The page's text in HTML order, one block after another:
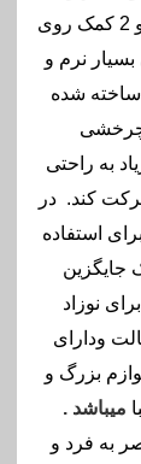
کمک فنرجدید قابل تنطیم درپشت وبدنه کالسکه و 2 کمک روی
نرم و
ساخته شده
چرخشی
به راحتی
کند. در
استفاده
جایگزین
نوزاد
می باشد که کفی آن قابل تنطیم در3حالت ودارای
بزرگ و
میباشد .
به فرد و